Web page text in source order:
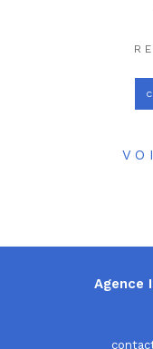
Agence